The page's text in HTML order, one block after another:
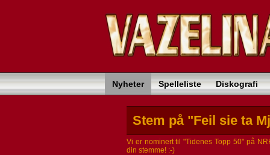
Nyheter Spelleliste Diskografi
Stem på "Feil sie ta
Vi er nominert til "Tidenes Topp 50" på
din stemme! :-)